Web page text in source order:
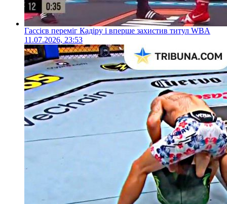
Гассієв переміг Кадіру і вперше захистив титул WBA
11.07.2026, 23:53